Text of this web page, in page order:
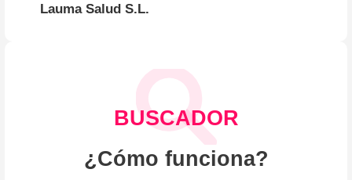
Lauma Salud S.L.
BUSCADOR
¿Cómo funciona?